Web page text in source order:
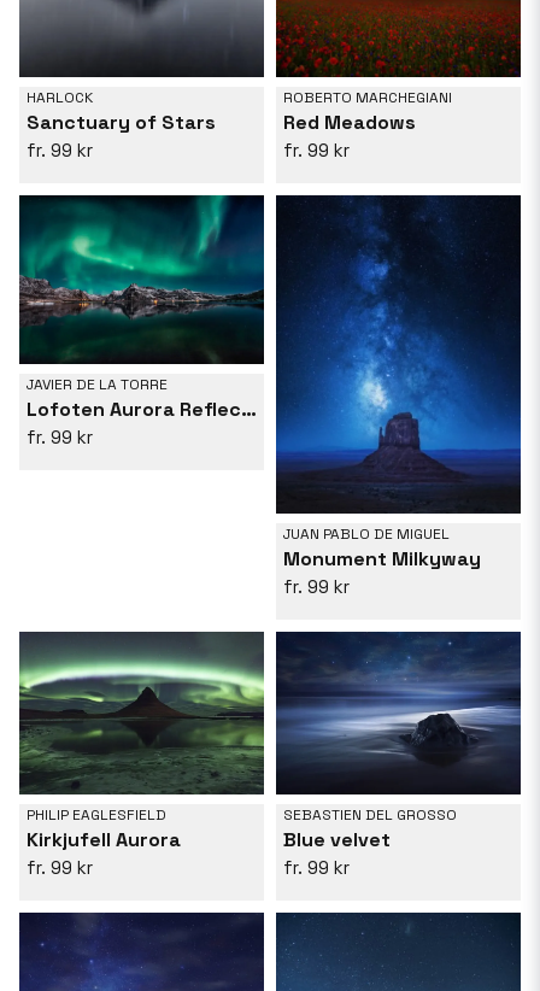
HARLOCK
Sanctuary of Stars
99 kr
ROBERTO MARCHEGIANI
Red Meadows
99 kr
JAVIER DE LA TORRE
Lofoten Aurora Reflection
99 kr
JUAN PABLO DE MIGUEL
Monument Milkyway
99 kr
PHILIP EAGLESFIELD
Kirkjufell Aurora
99 kr
SEBASTIEN DEL GROSSO
Blue velvet
99 kr